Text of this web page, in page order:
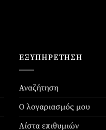
ΕΞΥΠΗΡΈΤΗΣΗ
Αναζήτηση
Ο λογαριασμός μου
Λίστα επιθυμιών